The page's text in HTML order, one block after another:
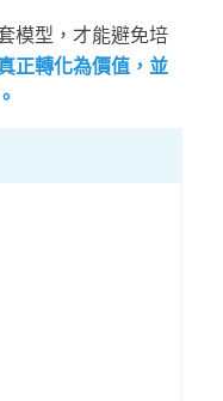
模型，才能避免培
正轉化為價值，並